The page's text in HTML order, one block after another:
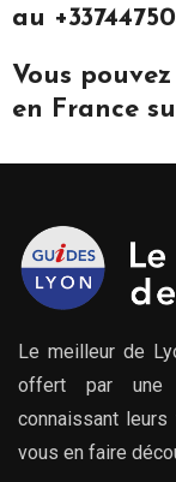
au
Vous
en France
Le meilleur de
offert par une
connaissant
vous en faire